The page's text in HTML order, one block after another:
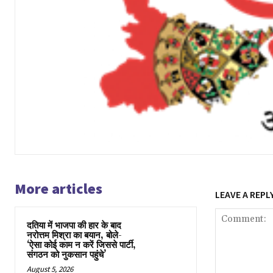
More articles
दतिया में भाजपा की हार के बाद
नरोत्तम मिश्रा का बयान, बोले-
‘ऐसा कोई काम न करें जिससे पार्टी,
संगठन को नुकसान पहुंचे’
August 5, 2026
LEAVE A